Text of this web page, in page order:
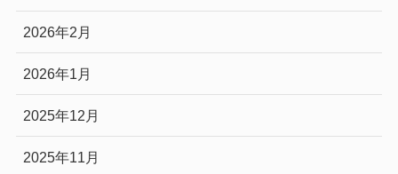
2026年2月
2026年1月
2025年12月
2025年11月